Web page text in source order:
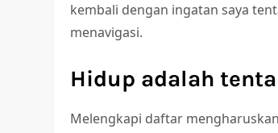
kembali dengan ingatan saya
menavigasi.
Hidup adalah
Melengkapi daftar